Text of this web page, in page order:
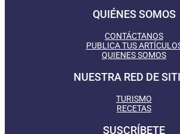
QUIÉNES SOMOS
CONTÁCTANOS
PUBLICA TUS
QUIENES SOMOS
NUESTRA RED DE
TURISMO
RECETAS
SUSCRÍBETE